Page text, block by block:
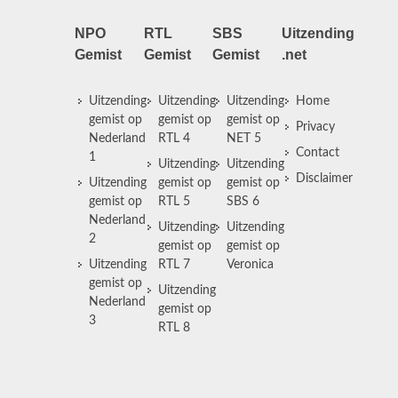
NPO
Gemist
Uitzending
gemist op
Nederland
1
Uitzending
gemist op
Nederland
2
Uitzending
gemist op
Nederland
3
RTL
Gemist
Uitzending
gemist op
RTL 4
Uitzending
gemist op
RTL 5
Uitzending
gemist op
RTL 7
Uitzending
gemist op
RTL 8
SBS
Gemist
Uitzending
gemist op
NET 5
Uitzending
gemist op
SBS 6
Uitzending
gemist op
Veronica
Uitzending
.net
Home
Privacy
Contact
Disclaimer